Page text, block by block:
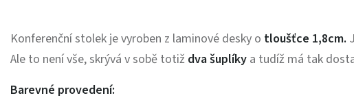
Konferenční stolek je vyroben z laminové desky o tloušťce 1,8cm.
Ale to není vše, skrývá v sobě totiž dva šuplíky a tudíž má tak
Barevné provedení: